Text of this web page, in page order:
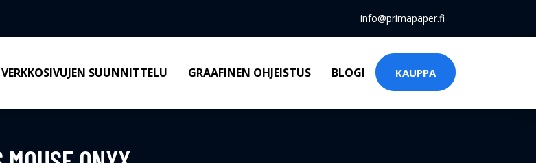
info@primapaper.fi
VERKKOSIVUJEN SUUNNITTELU GRAAFINEN OHJEISTUS BLOGI KAUPPA